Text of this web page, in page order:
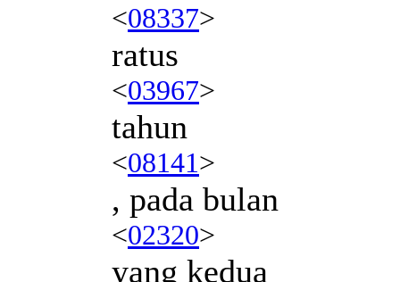
<08337>
ratus
<03967>
tahun
<08141>
, pada bulan
<02320>
yang kedua